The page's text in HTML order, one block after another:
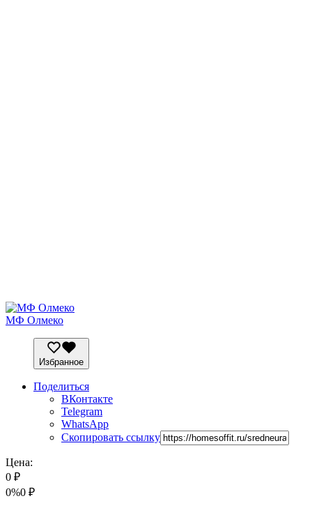
МФ Олмеко
Избранное
Поделиться
ВКонтакте
Telegram
WhatsApp
Скопировать ссылку
Цена:
0 ₽
0%0 ₽